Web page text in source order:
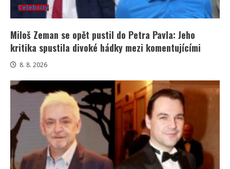
Celebrity
Miloš Zeman se opět pustil do Petra Pavla: Jeho
kritika spustila divoké hádky mezi komentujícími
8. 8. 2026